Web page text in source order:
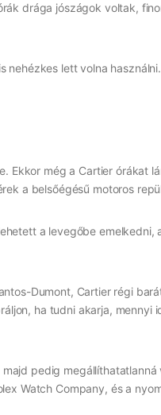
drága jószágok voltak,
nehézkes lett volna
Ekkor még a Cartier órákat
a belsőégésű motoros
a levegőbe emelkedni,
Dumont, Cartier régi
ha tudni akarja, mennyi
pedig
Watch Company, és a